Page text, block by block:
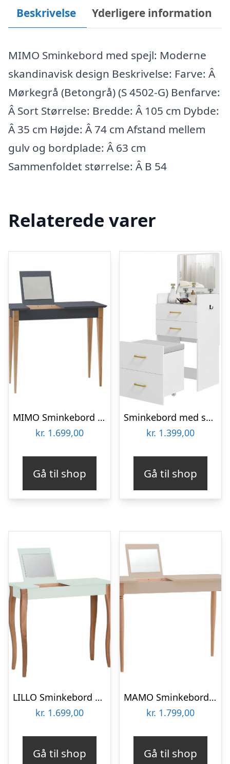
Beskrivelse Yderligere information
MIMO Sminkebord med spejl: Moderne
skandinavisk design Beskrivelse: Farve: Â
Mørkegrå (Betongrå) (S 4502-G) Benfarve:
Â Sort Størrelse: Bredde: Â 105 cm Dybde:
Â 35 cm Højde: Â 74 cm Afstand mellem
gulv og bordplade: Â 63 cm
Sammenfoldet størrelse: Â B 54
Relaterede varer
MIMO Sminkebord med spejl – 65x35cm Grafit
kr. 1.699,00
Gå til shop
Sminkebord med spejl i MDF og polyester H90 x B48 x D40 cm – Hvid
kr. 1.399,00
Gå til shop
LILLO Sminkebord med Spejl 85x35cm Fleeting Mint
kr. 1.699,00
Gå til shop
MAMO Sminkebord med spejl 105x35cm Brun Beige
kr. 1.799,00
Gå til shop